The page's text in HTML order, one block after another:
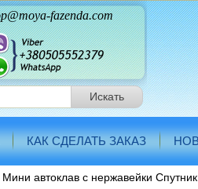
fazenda.com
КАК СДЕЛАТЬ ЗАКАЗ
Мини автоклав с нержавейки